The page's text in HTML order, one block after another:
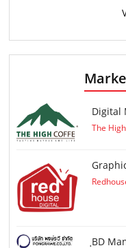
Digital
The
BD